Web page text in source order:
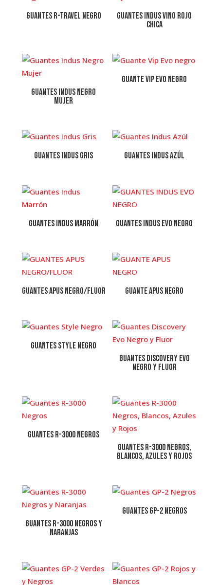
Guantes R-Travel Negro
Guantes Indus Vino Rojo
Chica
Guantes Indus Negro
Mujer
Guante Vip Evo negro
Guantes Indus Gris Guantes Indus Azúl
Guantes Indus Marrón GUANTES INDUS EVO NEGRO
GUANTES APUS NEGRO/FLUOR GUANTE APUS NEGRO
Guantes Style Negro
Guantes Discovery Evo
Negro y Fluor
Guantes R-3000 Negros
Guantes R-3000 Negros,
Blancos, Azules y Rojos
Guantes R-3000 Negros y
Naranjas
Guantes GP-2 Negros